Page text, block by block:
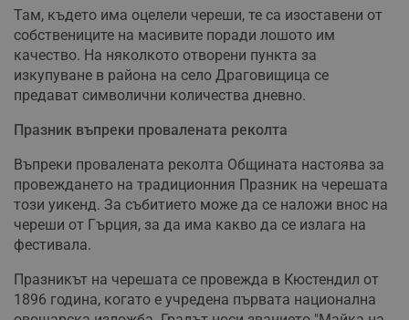
Там, където има оцелели череши, те са изоставени от
собствениците на масивите поради лошото им
качество. На няколкото отворени пунктa за
изкупуване в района на село Драговищица се
предават символични количества дневно.
Празник въпреки провалената реколта
Въпреки провалената реколта Общината настоява за
провеждането на традиционния Празник на черешата
този уикенд. За събитието може да се наложи внос на
череши от Гърция, за да има какво да се излага на
фестивала.
Празникът на черешата се провежда в Кюстендил от
1896 година, когато е учредена първата национална